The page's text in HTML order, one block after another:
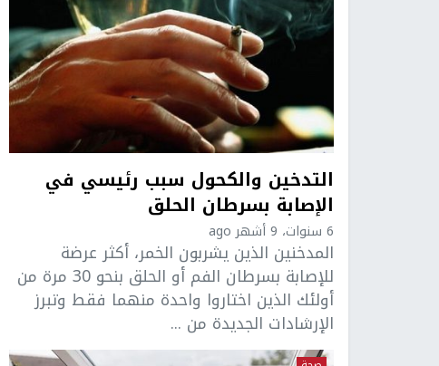
التدخين والكحول سبب رئيسي في
الإصابة بسرطان الحلق
6 سنوات، 9 أشهر ago
المدخنين الذين يشربون الخمر، أكثر عرضة
للإصابة بسرطان الفم أو الحلق بنحو 30 مرة من
أولئك الذين اختاروا واحدة منهما فقط وتبرز
الإرشادات الجديدة من ...